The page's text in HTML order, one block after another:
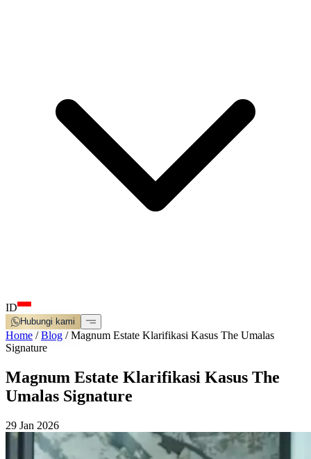
ID
Hubungi kami
Home /Blog /Magnum Estate Klarifikasi Kasus The Umalas
Signature
Magnum Estate Klarifikasi Kasus The
Umalas Signature
29 Jan 2026